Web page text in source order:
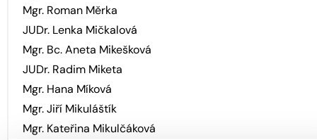
Mgr. Roman Měrka
JUDr. Lenka Mičkalová
Mgr. Bc. Aneta Mikešková
JUDr. Radim Miketa
Mgr. Hana Míková
Mgr. Jiří Mikuláštík
Mgr. Kateřina Mikulčáková